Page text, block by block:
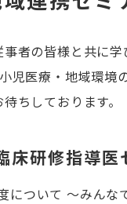
者の皆様と共に
児医療・地域環境
ちしております。
研修指導医
について ～みん